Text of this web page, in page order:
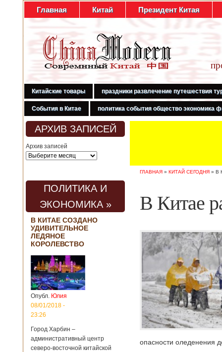
Главная Китай Президент Китая
Китайские товары праздники развлечение путешествия
События в Китае политика события общество экономика
АРХИВ ЗАПИСЕЙ
Архив записей
ПОЛИТИКА И
ЭКОНОМИКА »
В КИТАЕ СОЗДАНО
УДИВИТЕЛЬНОЕ
ЛЕДЯНОЕ
КОРОЛЕВСТВО
Опубл. Юлия
08/01/2018 -
23:26
Город Харбин –
административный центр
северо-восточной китайской
ГЛАВНАЯ » КИТАЙ СЕГОДНЯ » В
В Китае
опасности оледенения